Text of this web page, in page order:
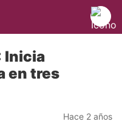
Inicia
en tres
Hace 2 años